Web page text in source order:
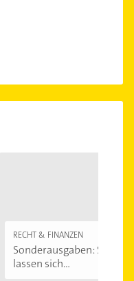
RECHT & FINANZEN
Sonderausgaben: So
lassen sich...